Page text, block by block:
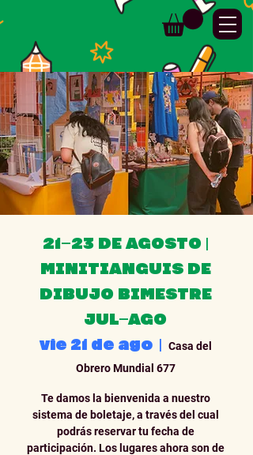
21–23 DE AGOSTO |
MINITIANGUIS DE
DIBUJO BIMESTRE
JUL–AGO
vie 21 de ago
  |
Casa del
Obrero Mundial 677
Te damos la bienvenida a nuestro
sistema de boletaje, a través del cual
podrás reservar tu fecha de
participación. Los lugares ahora son de